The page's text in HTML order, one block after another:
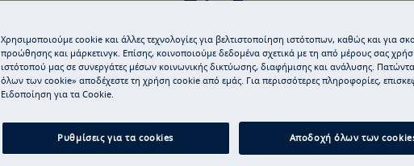
Σύνδεση
Χρησιμοποιούμε cookie και άλλες τεχνολογίες για βελτιστοποίηση ιστότοπων, καθώς και για
προώθησης και μάρκετινγκ. Επίσης, κοινοποιούμε δεδομένα σχετικά με τη από μέρους σας
ιστότοπού μας σε συνεργάτες μέσων κοινωνικής δικτύωσης, διαφήμισης και ανάλυσης.
όλων των cookie» αποδέχεστε τη χρήση cookie από εμάς. Για περισσότερες πληροφορίες,
Ειδοποίηση για τα Cookie.
Ρυθμίσεις για τα cookies Αποδοχή όλων των